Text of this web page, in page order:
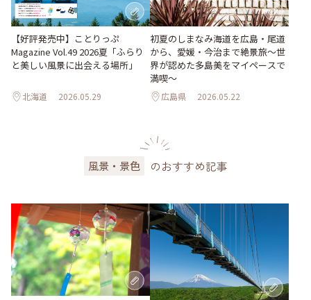
【好評発売中】ことりっぷ
Magazine Vol.49 2026夏「ふらり
と美しい風景に出会える場所」
北海道 2026.05.29
初夏のしまなみ海道を広島・尾道
から、愛媛・今治まで絶景旅〜世
界が認めた多島美をマイペースで
満喫〜
広島県 2026.05.22
風景・景色 のおすすめ記事